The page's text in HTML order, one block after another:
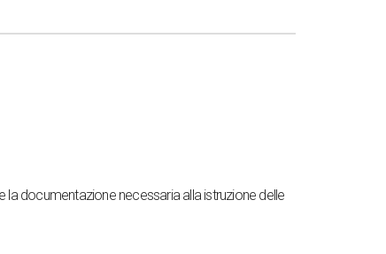
documentazione necessaria alla istruzione delle